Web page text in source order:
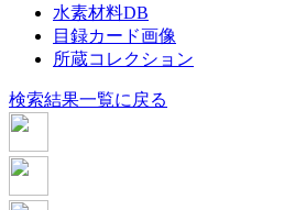
水素材料DB
目録カード画像
所蔵コレクション
検索結果一覧に戻る